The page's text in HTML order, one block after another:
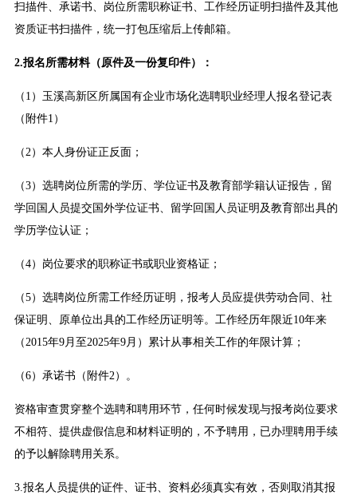
扫描件、承诺书、岗位所需职称证书、工作经历证明扫描件及其他
资质证书扫描件，统一打包压缩后上传邮箱。
2.报名所需材料（原件及一份复印件）：
（1）玉溪高新区所属国有企业市场化选聘职业经理人报名登记表
（附件1）
（2）本人身份证正反面；
（3）选聘岗位所需的学历、学位证书及教育部学籍认证报告，留
学回国人员提交国外学位证书、留学回国人员证明及教育部出具的
学历学位认证；
（4）岗位要求的职称证书或职业资格证；
（5）选聘岗位所需工作经历证明，报考人员应提供劳动合同、社
保证明、原单位出具的工作经历证明等。工作经历年限近10年来
（2015年9月至2025年9月）累计从事相关工作的年限计算；
（6）承诺书（附件2）。
资格审查贯穿整个选聘和聘用环节，任何时候发现与报考岗位要求
不相符、提供虚假信息和材料证明的，不予聘用，已办理聘用手续
的予以解除聘用关系。
3.报名人员提供的证件、证书、资料必须真实有效，否则取消其报